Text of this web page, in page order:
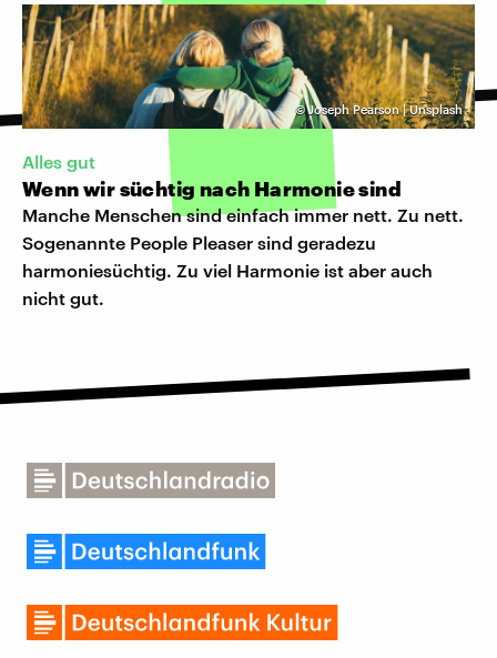
©Joseph Pearson | Unsplash
Alles gut
Wenn wir süchtig nach Harmonie sind
Manche Menschen sind einfach immer nett. Zu nett.
Sogenannte People Pleaser sind geradezu
harmoniesüchtig. Zu viel Harmonie ist aber auch
nicht gut.